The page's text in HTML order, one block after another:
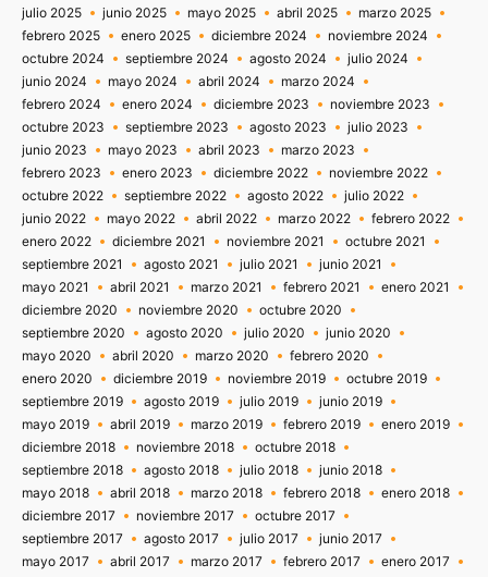
julio 2025
junio 2025 mayo 2025 abril 2025
marzo 2025
febrero 2025
enero 2025 diciembre 2024
noviembre 2024
octubre 2024
septiembre 2024 agosto 2024
julio 2024
junio 2024
mayo 2024 abril 2024
marzo 2024
febrero 2024
enero 2024 diciembre 2023
noviembre 2023
octubre 2023
septiembre 2023 agosto 2023
julio 2023
junio 2023
mayo 2023 abril 2023
marzo 2023
febrero 2023
enero 2023 diciembre 2022
noviembre 2022
octubre 2022
septiembre 2022 agosto 2022
julio 2022
junio 2022
mayo 2022 abril 2022 marzo 2022
febrero 2022
enero 2022
diciembre 2021 noviembre 2021
octubre 2021
septiembre 2021
agosto 2021 julio 2021
junio 2021
mayo 2021
abril 2021 marzo 2021 febrero 2021
enero 2021
diciembre 2020
noviembre 2020
octubre 2020
septiembre 2020
agosto 2020 julio 2020
junio 2020
mayo 2020
abril 2020 marzo 2020
febrero 2020
enero 2020
diciembre 2019 noviembre 2019
octubre 2019
septiembre 2019
agosto 2019 julio 2019
junio 2019
mayo 2019
abril 2019 marzo 2019 febrero 2019
enero 2019
diciembre 2018
noviembre 2018
octubre 2018
septiembre 2018
agosto 2018 julio 2018
junio 2018
mayo 2018
abril 2018 marzo 2018 febrero 2018
enero 2018
diciembre 2017
noviembre 2017
octubre 2017
septiembre 2017
agosto 2017 julio 2017
junio 2017
mayo 2017
abril 2017 marzo 2017 febrero 2017
enero 2017